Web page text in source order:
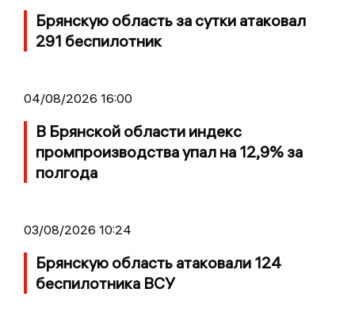
Брянскую область за сутки атаковал
291 беспилотник
04/08/2026 16:00
В Брянской области индекс
промпроизводства упал на 12,9% за
полгода
03/08/2026 10:24
Брянскую область атаковали 124
беспилотника ВСУ